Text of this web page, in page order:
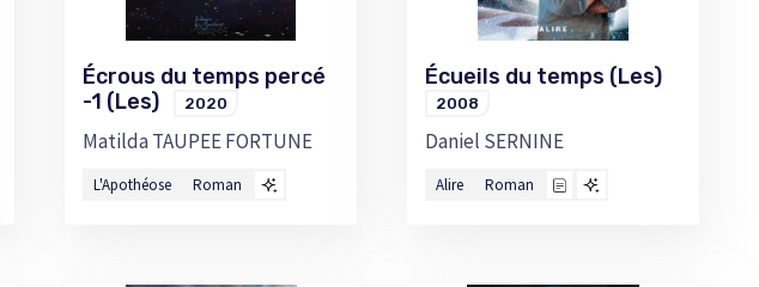
Écrous du temps percé
-1 (Les)
2020
Matilda TAUPEE FORTUNE
L'Apothéose Roman
Écueils du temps (Les)
2008
Daniel SERNINE
Alire Roman